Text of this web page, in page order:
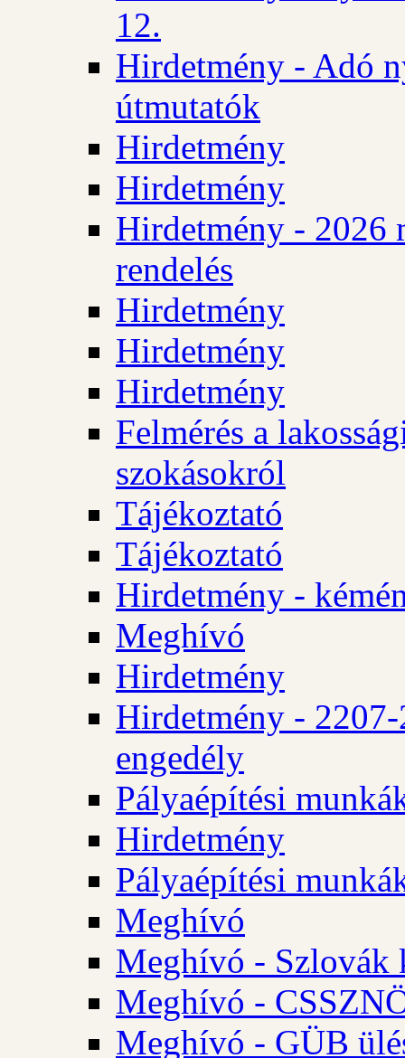
12.
Hirdetmény - Adó
útmutatók
Hirdetmény
Hirdetmény
Hirdetmény - 2026
rendelés
Hirdetmény
Hirdetmény
Hirdetmény
Felmérés a
szokásokról
Tájékoztató
Tájékoztató
Hirdetmény -
Meghívó
Hirdetmény
Hirdetmény -
engedély
Pályaépítési
Hirdetmény
Pályaépítési
Meghívó
Meghívó - Szlovák
Meghívó -
Meghívó - GÜB